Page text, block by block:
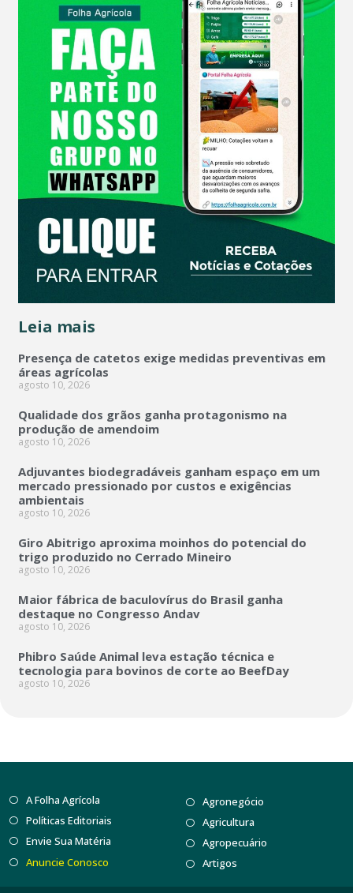
Leia mais
Presença de catetos exige medidas preventivas em
áreas agrícolas
agosto 10, 2026
Qualidade dos grãos ganha protagonismo na
produção de amendoim
agosto 10, 2026
Adjuvantes biodegradáveis ganham espaço em um
mercado pressionado por custos e exigências
ambientais
agosto 10, 2026
Giro Abitrigo aproxima moinhos do potencial do
trigo produzido no Cerrado Mineiro
agosto 10, 2026
Maior fábrica de baculovírus do Brasil ganha
destaque no Congresso Andav
agosto 10, 2026
Phibro Saúde Animal leva estação técnica e
tecnologia para bovinos de corte ao BeefDay
agosto 10, 2026
A Folha Agrícola
Políticas Editoriais
Envie Sua Matéria
Anuncie Conosco
Agronegócio
Agricultura
Agropecuário
Artigos